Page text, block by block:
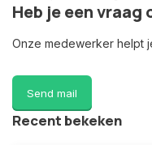
Heb je een
Onze medewerker helpt
Send mail
Recent bekeken